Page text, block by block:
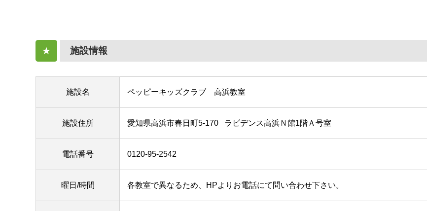
★ 施設情報
施設名 ペッピーキッズクラブ 高浜教室
施設住所 愛知県高浜市春日町5-170 ラビデンス高浜Ｎ館1階Ａ号室
電話番号 0120-95-2542
曜日/時間 各教室で異なるため、HPよりお電話にて問い合わせ下さい。